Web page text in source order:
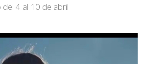
4 al 10 de abril